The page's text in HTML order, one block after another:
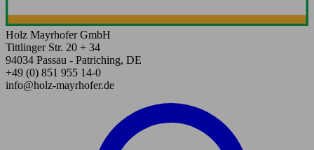
Holz Mayrhofer GmbH
Tittlinger Str. 20 + 34
94034 Passau - Patriching, DE
+49 (0) 851 955 14-0
info@holz-mayrhofer.de